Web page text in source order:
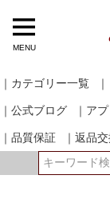
MENU
｜カテゴリー一覧
｜公式ブログ ｜アプ
｜品質保証 ｜返品